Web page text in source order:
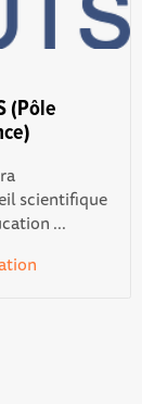
(Pôle
scientifique
...